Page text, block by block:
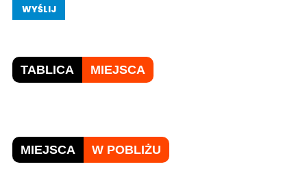
WYŚLIJ
TABLICA MIEJSCA
MIEJSCA W POBLIŻU